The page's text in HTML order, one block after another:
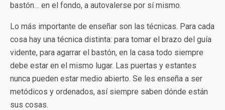
bastón… en el fondo, a autovalerse por sí mismo.
Lo más importante de enseñar son las técnicas. Para cada
cosa hay una técnica distinta: para tomar el brazo del guía
vidente, para agarrar el bastón, en la casa todo siempre
debe estar en el mismo lugar. Las puertas y estantes
nunca pueden estar medio abierto. Se les enseña a ser
metódicos y ordenados, así siempre saben dónde están
sus cosas.